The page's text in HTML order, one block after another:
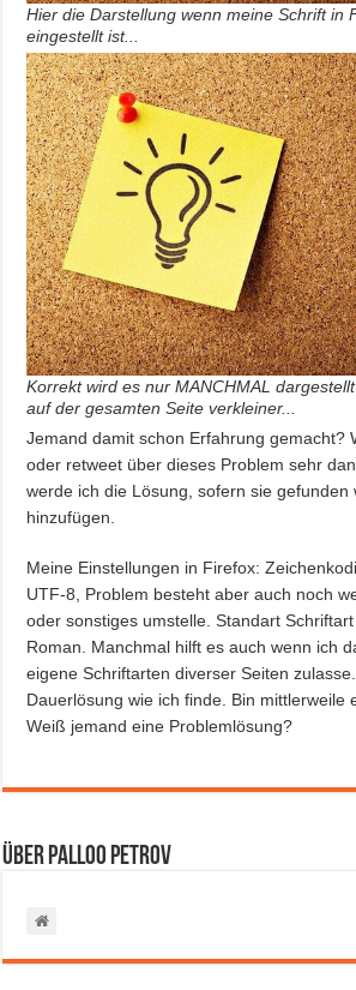
Hier die Darstellung wenn meine Schrift in
eingestellt ist...
Korrekt wird es nur MANCHMAL
auf der gesamten Seite verkleiner...
Jemand damit schon Erfahrung gemacht?
oder retweet über dieses Problem sehr
werde ich die Lösung, sofern sie gefunden
hinzufügen.
Meine Einstellungen in Firefox:
UTF-8, Problem besteht aber auch noch
oder sonstiges umstelle. Standart
Roman. Manchmal hilft es auch wenn ich
eigene Schriftarten diverser Seiten
Dauerlösung wie ich finde. Bin mittlerweile
Weiß jemand eine Problemlösung?
Über Palloo Petrov